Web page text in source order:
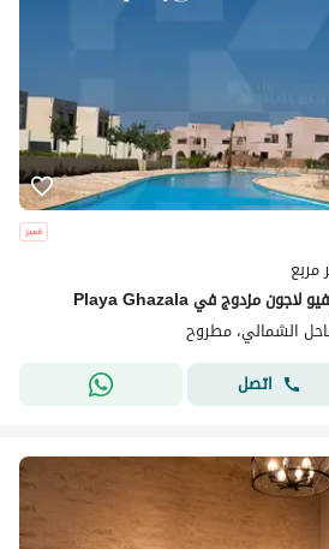
الشمالي، مطروح
اتصل